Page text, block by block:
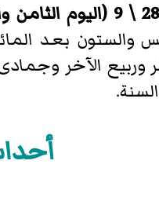
(أو الخامس والستون
وربيع الآخر